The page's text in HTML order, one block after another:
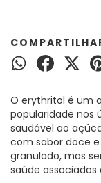
O erythritol é um
popularidade nos
saudável ao
com sabor doce
granulado, mas
saúde